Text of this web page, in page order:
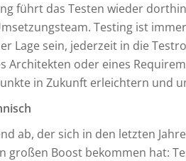
führt das Testen wieder
Testing ist
Lage sein, jederzeit in die
Architekten oder eines
in Zukunft erleichtern und
ab, der sich in den letzten
großen Boost bekommen hat: